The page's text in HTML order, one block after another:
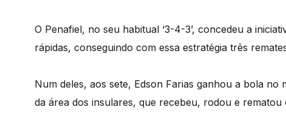
O Penafiel, no seu habitual ‘3-4-3’, concedeu a
rápidas, conseguindo com essa estratégia três
Num deles, aos sete, Edson Farias ganhou a bola
da área dos insulares, que recebeu, rodou e